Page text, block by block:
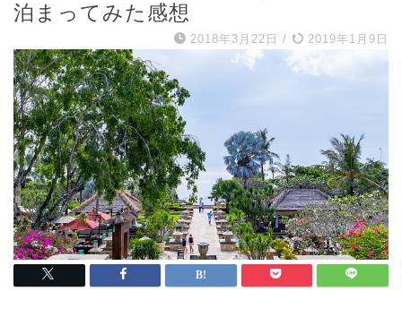
泊まってみた感想
2018年3月22日 / 2019年1月9日